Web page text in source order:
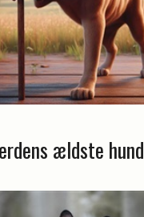
ældste hund